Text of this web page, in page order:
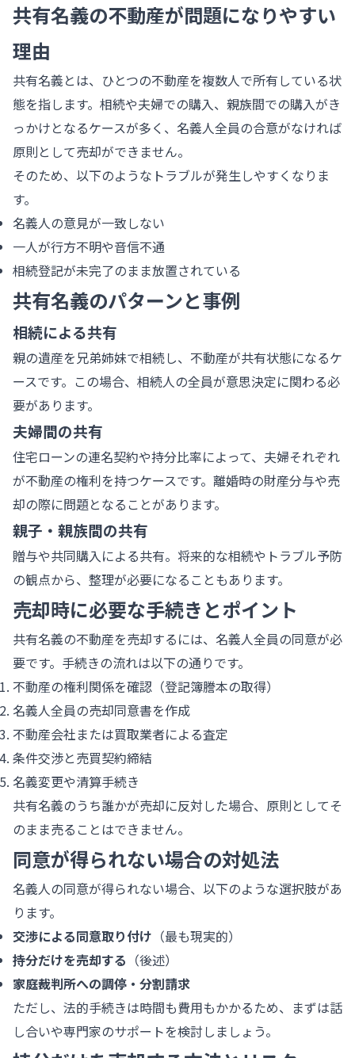
共有名義の不動産が問題になりやすい
理由
共有名義とは、ひとつの不動産を複数人で所有している状
態を指します。相続や夫婦での購入、親族間での購入がき
っかけとなるケースが多く、名義人全員の合意がなければ
原則として売却ができません。
そのため、以下のようなトラブルが発生しやすくなりま
す。
名義人の意見が一致しない
一人が行方不明や音信不通
相続登記が未完了のまま放置されている
共有名義のパターンと事例
相続による共有
親の遺産を兄弟姉妹で相続し、不動産が共有状態になるケ
ースです。この場合、相続人の全員が意思決定に関わる必
要があります。
夫婦間の共有
住宅ローンの連名契約や持分比率によって、夫婦それぞれ
が不動産の権利を持つケースです。離婚時の財産分与や売
却の際に問題となることがあります。
親子・親族間の共有
贈与や共同購入による共有。将来的な相続やトラブル予防
の観点から、整理が必要になることもあります。
売却時に必要な手続きとポイント
共有名義の不動産を売却するには、名義人全員の同意が必
要です。手続きの流れは以下の通りです。
不動産の権利関係を確認（登記簿謄本の取得）
名義人全員の売却同意書を作成
不動産会社または買取業者による査定
条件交渉と売買契約締結
名義変更や清算手続き
共有名義のうち誰かが売却に反対した場合、原則としてそ
のまま売ることはできません。
同意が得られない場合の対処法
名義人の同意が得られない場合、以下のような選択肢があ
ります。
交渉による同意取り付け （最も現実的）
持分だけを売却する （後述）
家庭裁判所への調停・分割請求
ただし、法的手続きは時間も費用もかかるため、まずは話
し合いや専門家のサポートを検討しましょう。